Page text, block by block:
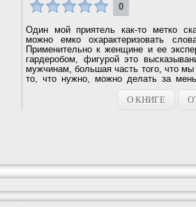
0
Один мой приятель как-то метко
можно емко охарактеризовать
Применительно к женщине и ее
гардеробом, фигурой это
мужчинам, большая часть того, что
то, что нужно, можно делать за
О КНИГЕ